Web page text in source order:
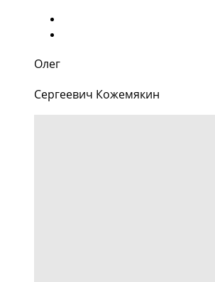
Олег
Сергеевич Кожемякин